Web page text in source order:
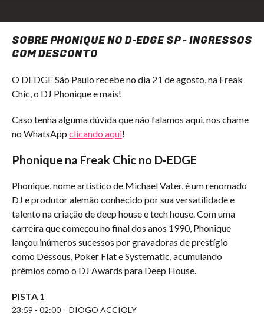
SOBRE PHONIQUE NO D-EDGE SP - INGRESSOS
COM DESCONTO
O DEDGE São Paulo recebe no dia 21 de agosto, na Freak
Chic, o DJ Phonique e mais!
Caso tenha alguma dúvida que não falamos aqui, nos chame
no WhatsApp clicando aqui!
Phonique na Freak Chic no D-EDGE
Phonique, nome artístico de Michael Vater, é um renomado
DJ e produtor alemão conhecido por sua versatilidade e
talento na criação de deep house e tech house. Com uma
carreira que começou no final dos anos 1990, Phonique
lançou inúmeros sucessos por gravadoras de prestígio
como Dessous, Poker Flat e Systematic, acumulando
prêmios como o DJ Awards para Deep House.
PISTA 1
23:59 - 02:00 = DIOGO ACCIOLY